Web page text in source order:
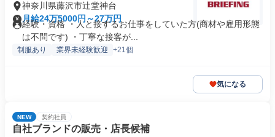
神奈川県藤沢市辻堂神台
月給24万5000円～27万円
経験・資格 ・人と接するお仕事をしていた方(商材や雇用形態
は不問です) ・丁寧な接客が...
制服あり 業界未経験歓迎 +21個
気になる
NEW 契約社員
自社ブランドの販売・店長候補